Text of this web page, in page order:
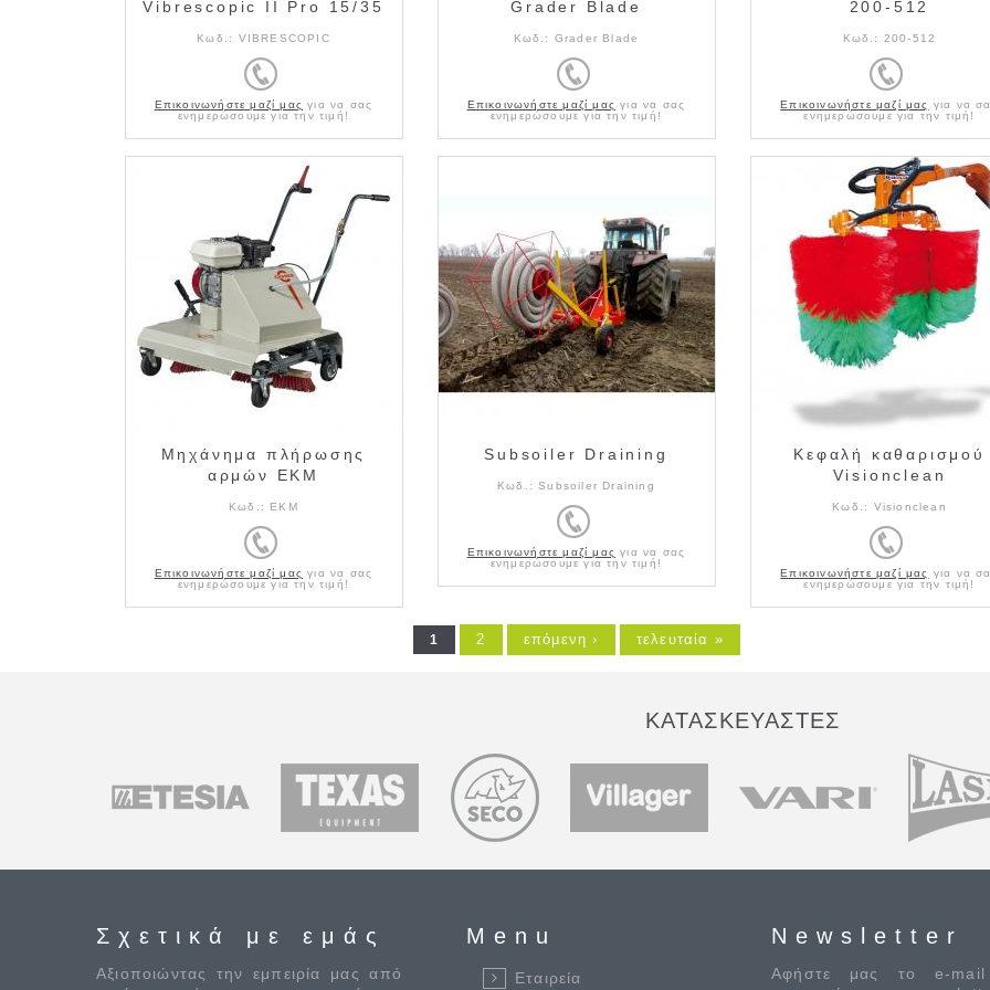
Vibrescopic II Pro 15/35
Κωδ.: VIBRESCOPIC
Επικοινωνήστε μαζί μας για να σας
ενημερώσουμε για την τιμή!
Grader Blade
Κωδ.: Grader Blade
Επικοινωνήστε μαζί μας για να σας
ενημερώσουμε για την τιμή!
200-512
Κωδ.: 200-512
Επικοινωνήστε μαζί μας για να
ενημερώσουμε για την τιμή!
Μηχάνημα πλήρωσης
αρμών ΕΚΜ
Κωδ.: EKM
Επικοινωνήστε μαζί μας για να σας
ενημερώσουμε για την τιμή!
Subsoiler Draining
Κωδ.: Subsoiler Draining
Επικοινωνήστε μαζί μας για να σας
ενημερώσουμε για την τιμή!
Κεφαλή καθαρισμού
Visionclean
Κωδ.: Visionclean
Επικοινωνήστε μαζί μας για να
ενημερώσουμε για την τιμή!
1 2 επόμενη › τελευταία »
ΚΑΤΑΣΚΕΥΑΣΤΕΣ
Σχετικά με εμάς
Αξιοποιώντας την εμπειρία μας από
Menu
Εταιρεία
Newsletter
Αφήστε μας το e-